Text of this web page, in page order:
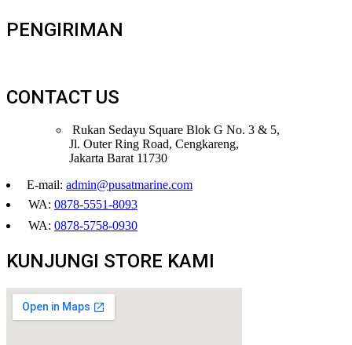
PENGIRIMAN
CONTACT US
Rukan Sedayu Square Blok G No. 3 & 5,
Jl. Outer Ring Road, Cengkareng,
Jakarta Barat 11730
E-mail: admin@pusatmarine.com
WA: 0878-5551-8093
WA: 0878-5758-0930
KUNJUNGI STORE KAMI